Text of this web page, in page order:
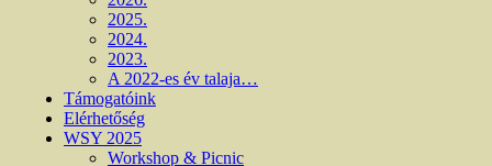
2025.
2024.
2023.
A 2022-es év talaja…
Támogatóink
Elérhetőség
WSY 2025
Workshop & Picnic